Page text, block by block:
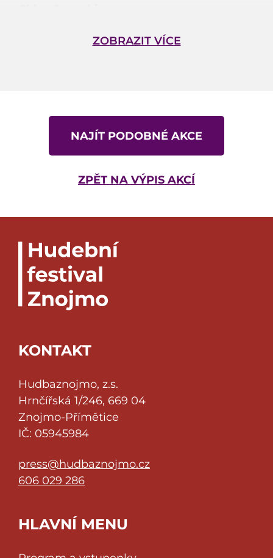
Billy DedmanZOBRAZIT VÍCE
NAJÍT PODOBNÉ AKCE
ZPĚT NA VÝPIS AKCÍ
KONTAKT
Hudbaznojmo, z.s.
Hrnčířská 1/246, 669 04
Znojmo-Přímětice
IČ: 05945984
press@hudbaznojmo.cz
606 029 286
HLAVNÍ MENU